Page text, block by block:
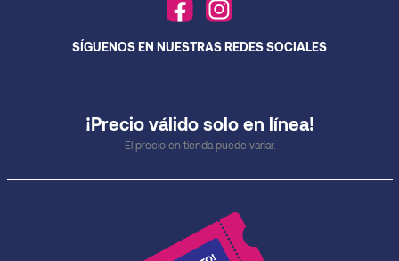
¡Precio válido solo en línea!
El precio en tienda puede variar.
SÍGUENOS EN NUESTRAS REDES SOCIALES